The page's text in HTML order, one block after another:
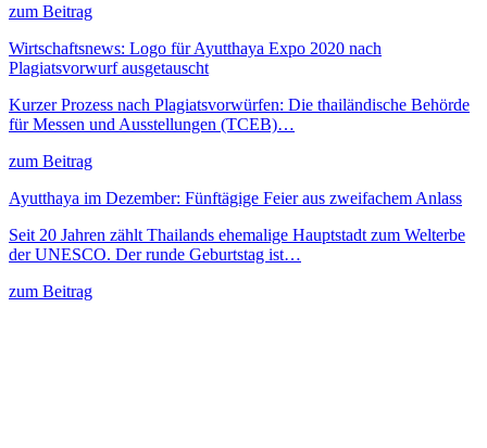
zum Beitrag
Wirtschaftsnews: Logo für Ayutthaya Expo 2020 nach
Plagiatsvorwurf ausgetauscht
Kurzer Prozess nach Plagiatsvorwürfen: Die thailändische Behörde
für Messen und Ausstellungen (TCEB)…
zum Beitrag
Ayutthaya im Dezember: Fünftägige Feier aus zweifachem Anlass
Seit 20 Jahren zählt Thailands ehemalige Hauptstadt zum Welterbe
der UNESCO. Der runde Geburtstag ist…
zum Beitrag